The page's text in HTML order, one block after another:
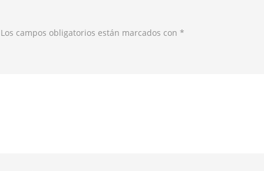
campos obligatorios están marcados con *